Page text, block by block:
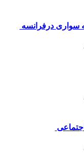
سواری درفرانسه